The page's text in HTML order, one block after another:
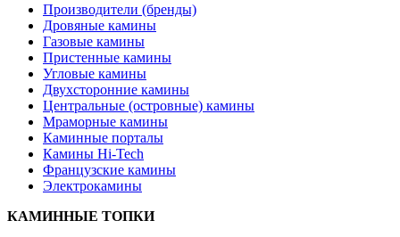
Производители (бренды)
Дровяные камины
Газовые камины
Пристенные камины
Угловые камины
Двухсторонние камины
Центральные (островные) камины
Мраморные камины
Каминные порталы
Камины Hi-Tech
Французские камины
Электрокамины
КАМИННЫЕ ТОПКИ